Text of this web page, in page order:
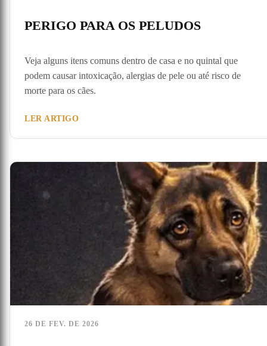
PERIGO PARA OS PELUDOS
Veja alguns itens comuns dentro de casa e no quintal que
podem causar intoxicação, alergias de pele ou até risco de
morte para os cães.
LER ARTIGO
26 DE FEV. DE 2026